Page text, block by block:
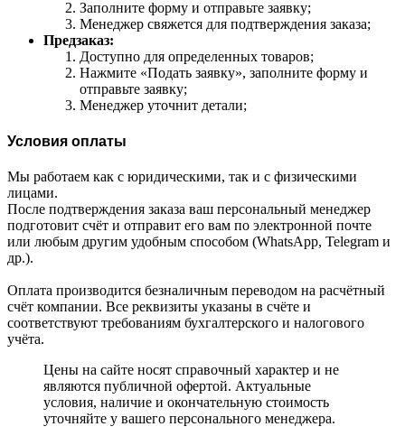
Заполните форму и отправьте заявку;
Менеджер свяжется для подтверждения заказа;
Предзаказ:
Доступно для определенных товаров;
Нажмите «Подать заявку», заполните форму и
отправьте заявку;
Менеджер уточнит детали;
Условия оплаты
Мы работаем как с юридическими, так и с физическими
лицами.
После подтверждения заказа ваш персональный менеджер
подготовит счёт и отправит его вам по электронной почте
или любым другим удобным способом (WhatsApp, Telegram и
др.).
Оплата производится безналичным переводом на расчётный
счёт компании. Все реквизиты указаны в счёте и
соответствуют требованиям бухгалтерского и налогового
учёта.
Цены на сайте носят справочный характер и не
являются публичной офертой. Актуальные
условия, наличие и окончательную стоимость
уточняйте у вашего персонального менеджера.